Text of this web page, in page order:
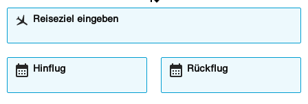
Reiseziel eingeben
Hinflug
calendar_month Rückflug
calendar_month